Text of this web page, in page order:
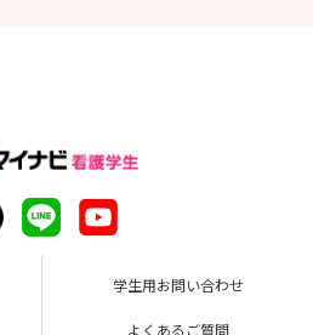
学生用お問い合わせ
よくあるご質問